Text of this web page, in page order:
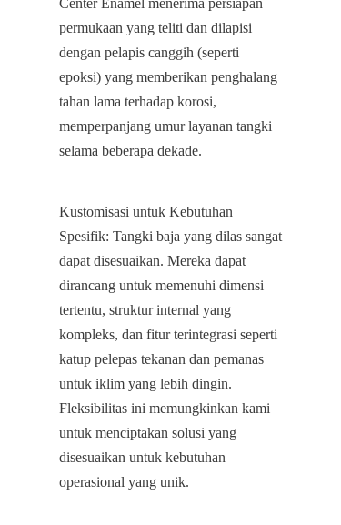
permukaan yang teliti dan dilapisi
dengan pelapis canggih (seperti
epoksi) yang memberikan penghalang
tahan lama terhadap korosi,
memperpanjang umur layanan tangki
selama beberapa dekade.
Kustomisasi untuk Kebutuhan
Spesifik: Tangki baja yang dilas sangat
dapat disesuaikan. Mereka dapat
dirancang untuk memenuhi dimensi
tertentu, struktur internal yang
kompleks, dan fitur terintegrasi seperti
katup pelepas tekanan dan pemanas
untuk iklim yang lebih dingin.
Fleksibilitas ini memungkinkan kami
untuk menciptakan solusi yang
disesuaikan untuk kebutuhan
operasional yang unik.